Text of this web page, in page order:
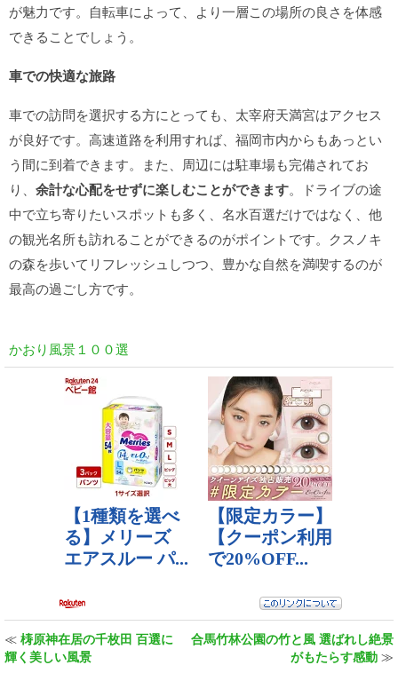
が魅力です。自転車によって、より一層この場所の良さを体感
できることでしょう。
車での快適な旅路
車での訪問を選択する方にとっても、太宰府天満宮はアクセス
が良好です。高速道路を利用すれば、福岡市内からもあっとい
う間に到着できます。また、周辺には駐車場も完備されてお
り、 余計な心配をせずに楽しむことができます。ドライブの途
中で立ち寄りたいスポットも多く、名水百選だけではなく、他
の観光名所も訪れることができるのがポイントです。クスノキ
の森を歩いてリフレッシュしつつ、豊かな自然を満喫するのが
最高の過ごし方です。
かおり風景１００選
≪ 梼原神在居の千枚田 百選に
輝く美しい風景
合馬竹林公園の竹と風 選ばれし絶景
がもたらす感動 ≫